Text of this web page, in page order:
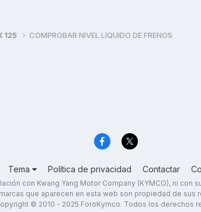
125 COMPROBAR NIVEL LIQUIDO DE FRENOS
Tema Política de privacidad Contactar
con Kwang Yang Motor Company (KYMCO), ni con
que aparecen en esta web son propiedad de sus
© 2010 - 2025 ForoKymco. Todos los derechos